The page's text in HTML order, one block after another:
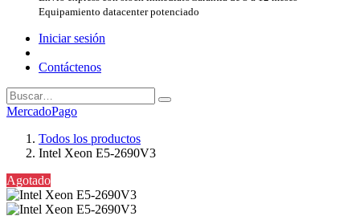
Equipamiento datacenter potenciado
Iniciar sesión
Contáctenos
MercadoPago
Todos los productos
Intel Xeon E5-2690V3
Agotado